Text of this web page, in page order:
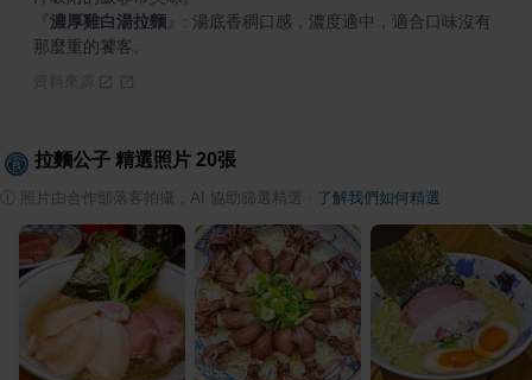
濃厚雞白湯拉麵
: 湯底香稠口感，濃度適中，適合口味沒有
那麼重的饕客。
拉麵公子 精選照片 20張
照片由合作部落客拍攝，AI 協助篩選精選 了解我們如何精選